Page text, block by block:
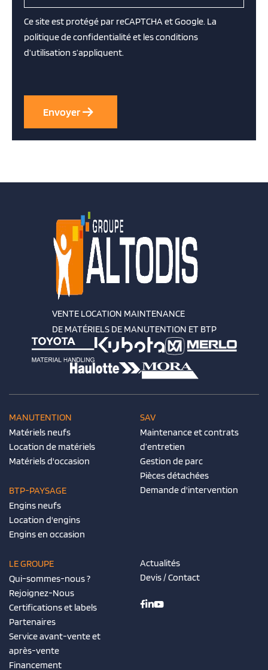
Ce site est protégé par reCAPTCHA et Google. La
politique de confidentialitéet lesconditions
d’utilisation s’appliquent.
VENTE LOCATION MAINTENANCE
DE MATÉRIELS DE MANUTENTION ET BTP
MANUTENTION
Matériels neufs
Location de matériels
Matériels d'occasion
BTP-PAYSAGE
Engins neufs
Location d'engins
Engins en occasion
SAV
Maintenance et contrats
d’entretien
Gestion de parc
Pièces détachées
Demande d'intervention
LE GROUPE
Qui-sommes-nous ?
Rejoignez-Nous
Certifications et labels
Partenaires
Service avant-vente et
après-vente
Financement
Actualités
Devis / Contact